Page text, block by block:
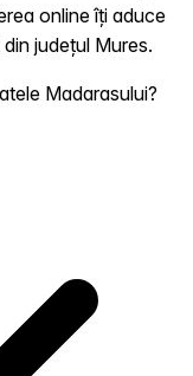
online îți aduce
județul Mures.
Madarasului?